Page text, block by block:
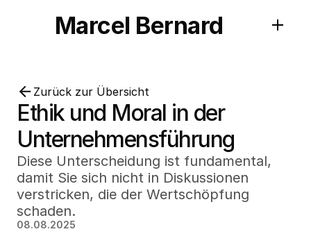
Marcel Bernard
Zurück zur Übersicht
Ethik und Moral in der
Unternehmensführung
Diese Unterscheidung ist fundamental,
damit Sie sich nicht in Diskussionen
verstricken, die der Wertschöpfung
schaden.
08.08.2025